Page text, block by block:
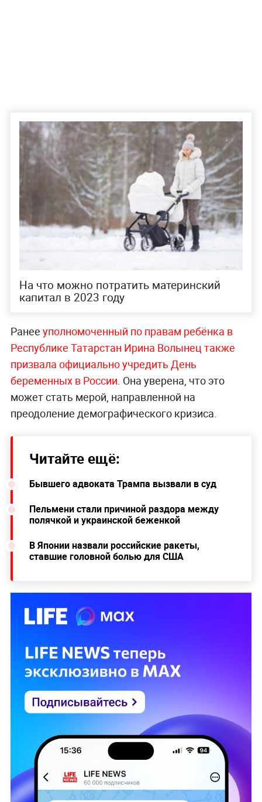
На что можно потратить материнский
капитал в 2023 году
Ранее уполномоченный по правам ребёнка в
Республике Татарстан Ирина Волынец также
призвала официально учредить День
беременных в России. Она уверена, что это
может стать мерой, направленной на
преодоление демографического кризиса.
Читайте ещё:
Бывшего адвоката Трампа вызвали в суд
Пельмени стали причиной раздора между
полячкой и украинской беженкой
В Японии назвали российские ракеты,
ставшие головной болью для США